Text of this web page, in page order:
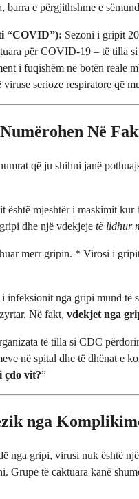
e përgjithshme e
“COVID”): Sezoni i gripit
për COVID-19 – të tilla
i fuqishëm në botën reale
viruse serioze respiratore që
Në
që ju shihni janë
është mjeshtër i maskimit
gripi dhe një vdekjeje të lidhur
merr gripin. * Virosi i
infeksionit nga gripi mund të
Në fakt, vdekjet nga
të tilla si CDC
në spital dhe të dhënat e
çdo vit?”
nga
nga gripi, virusi nuk është
Grupe të caktuara kanë